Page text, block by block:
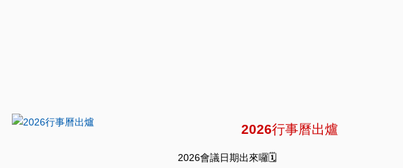
2026行事曆出爐
2026會議日期出來囉🗓️